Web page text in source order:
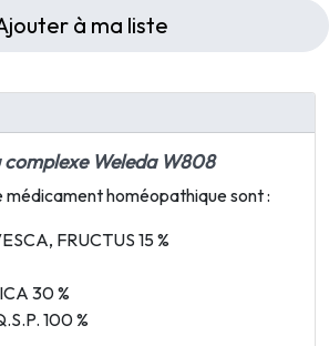
à ma liste
Weleda W808
médicament homéopathique sont :
FRUCTUS 15 %
30 %
100 %